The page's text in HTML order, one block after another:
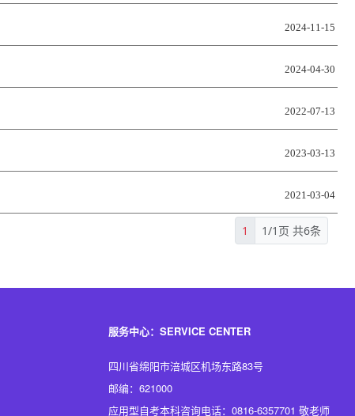
2024-11-15
2024-04-30
2022-07-13
2023-03-13
2021-03-04
1 1/1页 共6条
服务中心：SERVICE CENTER
四川省绵阳市涪城区机场东路83号
邮编：621000
应用型自考本科咨询电话：0816-6357701 敬老师